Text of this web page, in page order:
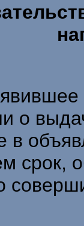
о
в
срок,